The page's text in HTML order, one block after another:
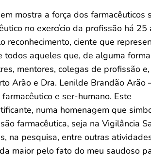
mostra a força dos farmacêuticos
no exercício da profissão há 25
reconhecimento, ciente que
todos aqueles que, de alguma forma
mentores, colegas de profissão e,
Arão e Dra. Lenilde Brandão Arão
e ser-humano. Este
numa homenagem que
farmacêutica, seja na Vigilância
na pesquisa, entre outras
maior pelo fato do meu saudoso